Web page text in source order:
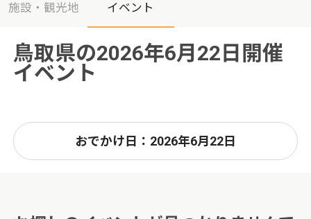
施設・観光地 イベント
鳥取県の2026年6月22日開催
イベント
おでかけ日：2026年6月22日